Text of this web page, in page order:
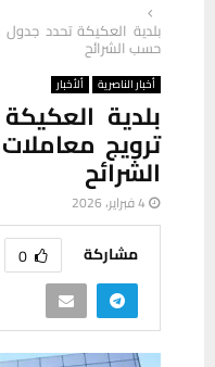
بلدية العكيكة تحدد
حسب الشرائح
أخبار الناصرية ألأخبار
بلدية
ترويج
الشرائح
4 فبراير، 2026
مشاركة 0